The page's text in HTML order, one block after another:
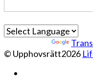
© Upphovsrätt2026